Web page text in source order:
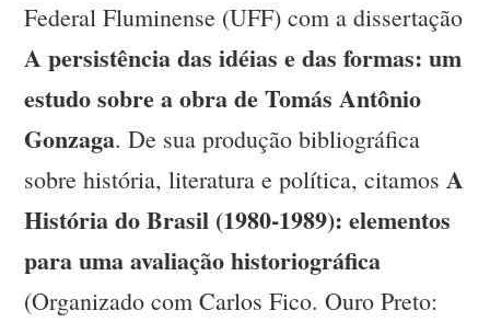
Federal Fluminense (UFF) com a dissertação
A persistência das idéias e das formas: um
estudo sobre a obra de Tomás Antônio
Gonzaga. De sua produção bibliográfica
sobre história, literatura e política, citamosA
História do Brasil (1980-1989): elementos
para uma avaliação historiográfica
(Organizado com Carlos Fico. Ouro Preto: